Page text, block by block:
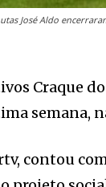
José Aldo
Craque
semana,
contou